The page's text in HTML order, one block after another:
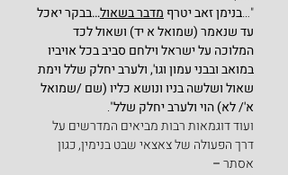
"…בנימן זאב יטרף מדבר בשאול…בבקר יאכל
עד שנאמר (שמואל א יד) ושאול לכד
המלוכה על ישראל וילחם סביב בכל אויביו
במואב ובבני עמון וגו', ולערב יחלק שלל וימת
שאול ושלשה בניו ונושא כליו (שם /שמואל
א'/ לא) הוי ולערב יחלק שלל".
ועוד דוגמאות רבות מביאים המדרשים על
דרך הפעולה של צאצאי שבט בנימין, כגון
אסתר –